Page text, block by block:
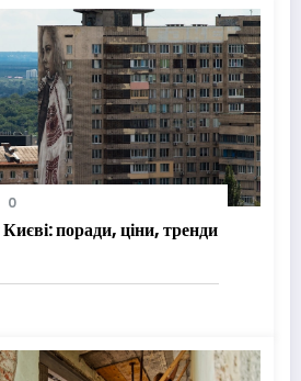
0
поради, ціни, тренди